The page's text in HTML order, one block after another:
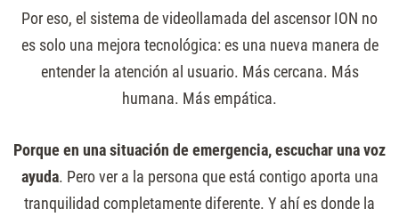
Por eso, el sistema de videollamada del ascensor ION no
es solo una mejora tecnológica: es una nueva manera de
entender la atención al usuario. Más cercana. Más
humana. Más empática.
Porque en una situación de emergencia, escuchar una voz
ayuda. Pero ver a la persona que está contigo aporta una
tranquilidad completamente diferente. Y ahí es donde la